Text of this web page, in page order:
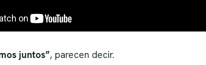
juntos”, parecen decir.